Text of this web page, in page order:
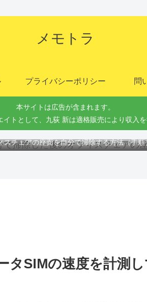
メモトラ
プライバシーポリシー 問
本サイトは広告が含まれます。
トとして、九荻 新は適格販売により収入を
スチェアの座面を自分で掃除する方法（手順
タSIMの速度を計測し